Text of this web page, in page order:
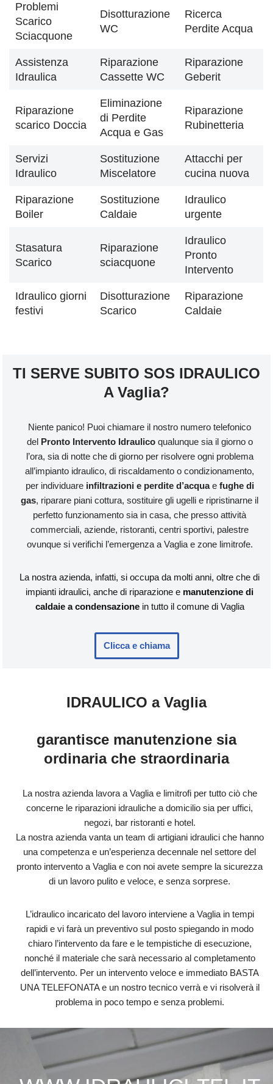
Problemi
Scarico
Sciacquone
Disotturazione
WC
Ricerca
Perdite Acqua
Assistenza
Idraulica
Riparazione
Cassette WC
Riparazione
Geberit
Riparazione
scarico Doccia
Eliminazione
di Perdite
Acqua e Gas
Riparazione
Rubinetteria
Servizi
Idraulico
Sostituzione
Miscelatore
Attacchi per
cucina nuova
Riparazione
Boiler
Sostituzione
Caldaie
Idraulico
urgente
Stasatura
Scarico
Riparazione
sciacquone
Idraulico
Pronto
Intervento
Idraulico giorni
festivi
Disotturazione
Scarico
Riparazione
Caldaie
TI SERVE SUBITO SOS IDRAULICO
A Vaglia?
Niente panico! Puoi chiamare il nostro numero telefonico
del Pronto Intervento Idraulicoqualunque sia il giorno o
l’ora, sia di notte che di giorno per risolvere ogni problema
all’impianto idraulico, di riscaldamento o condizionamento,
per individuare infiltrazioni e perdite d’acquae fughe di
gas, riparare piani cottura, sostituire gli ugelli e ripristinarne il
perfetto funzionamento sia in casa, che presso attività
commerciali, aziende, ristoranti, centri sportivi, palestre
ovunque si verifichi l’emergenza a Vaglia e zone limitrofe.
La nostra azienda, infatti, si occupa da molti anni, oltre che di
impianti idraulici, anche di riparazione e manutenzione di
caldaie a condensazionein tutto il comune di Vaglia
Clicca e chiama
IDRAULICO a Vaglia
garantisce manutenzione sia
ordinaria che straordinaria
La nostra azienda lavora a Vaglia e limitrofi per tutto ciò che
concerne le riparazioni idrauliche a domicilio sia per uffici,
negozi, bar ristoranti e hotel.
La nostra azienda vanta un team di artigiani idraulici che hanno
una competenza e un’esperienza decennale nel settore del
pronto intervento a Vaglia e con noi avete sempre la sicurezza
di un lavoro pulito e veloce, e senza sorprese.
L’idraulico incaricato del lavoro interviene a Vaglia in tempi
rapidi e vi farà un preventivo sul posto spiegando in modo
chiaro l’intervento da fare e le tempistiche di esecuzione,
nonché il materiale che sarà necessario al completamento
dell’intervento. Per un intervento veloce e immediato BASTA
UNA TELEFONATA e un nostro tecnico verrà e vi risolverà il
problema in poco tempo e senza problemi.